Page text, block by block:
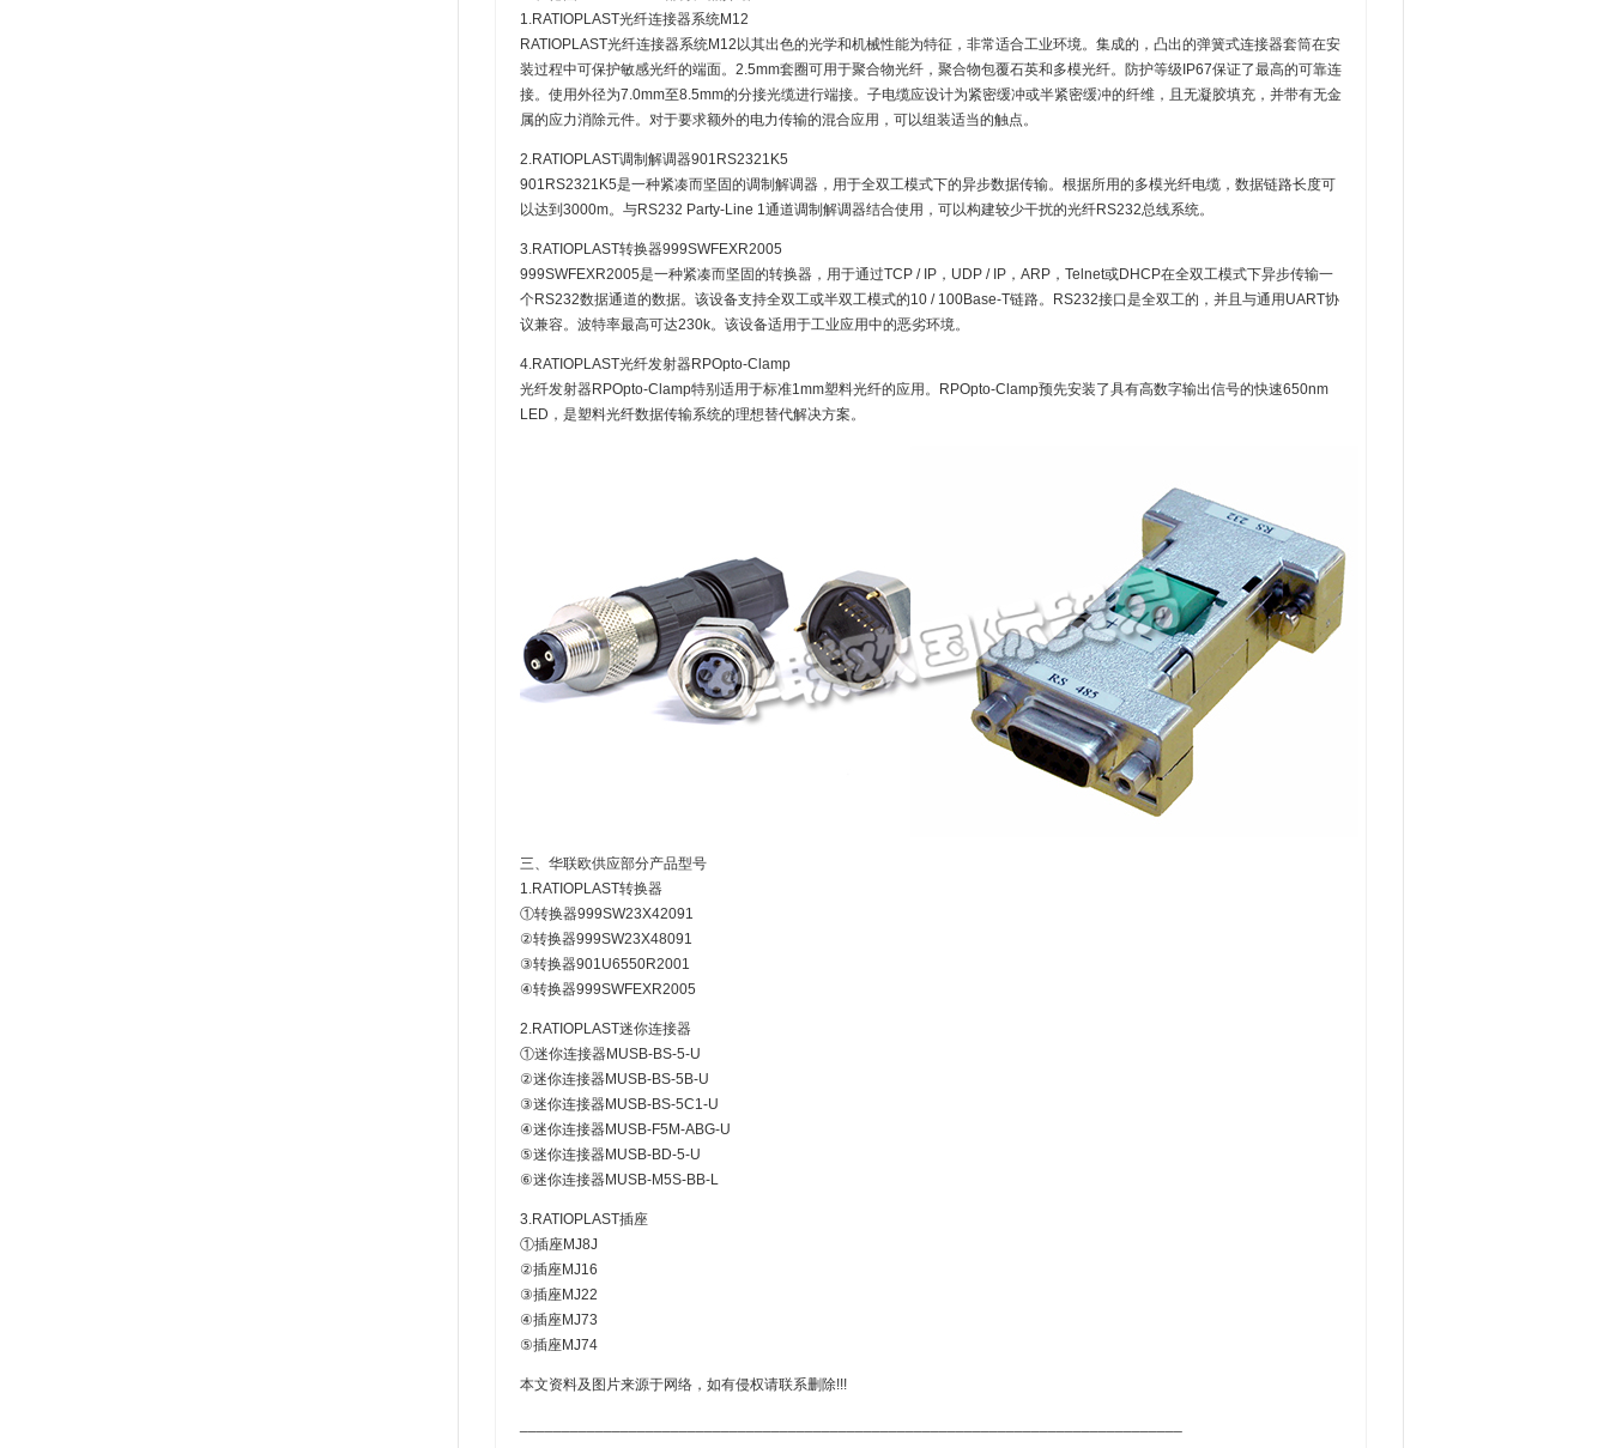
1.RATIOPLAST光纤连接器系统M12
RATIOPLAST光纤连接器系统M12以其出色的光学和机械性能为特征，非常适合工业环境。集成的，凸出的弹簧式连接器套筒在安
装过程中可保护敏感光纤的端面。2.5mm套圈可用于聚合物光纤，聚合物包覆石英和多模光纤。防护等级IP67保证了最高的可靠连
接。使用外径为7.0mm至8.5mm的分接光缆进行端接。子电缆应设计为紧密缓冲或半紧密缓冲的纤维，且无凝胶填充，并带有无金
属的应力消除元件。对于要求额外的电力传输的混合应用，可以组装适当的触点。
2.RATIOPLAST调制解调器901RS2321K5
901RS2321K5是一种紧凑而坚固的调制解调器，用于全双工模式下的异步数据传输。根据所用的多模光纤电缆，数据链路长度可
以达到3000m。与RS232 Party-Line 1通道调制解调器结合使用，可以构建较少干扰的光纤RS232总线系统。
3.RATIOPLAST转换器999SWFEXR2005
999SWFEXR2005是一种紧凑而坚固的转换器，用于通过TCP / IP，UDP / IP，ARP，Telnet或DHCP在全双工模式下异步传输一
个RS232数据通道的数据。该设备支持全双工或半双工模式的10 / 100Base-T链路。RS232接口是全双工的，并且与通用UART协
议兼容。波特率最高可达230k。该设备适用于工业应用中的恶劣环境。
4.RATIOPLAST光纤发射器RPOpto-Clamp
光纤发射器RPOpto-Clamp特别适用于标准1mm塑料光纤的应用。RPOpto-Clamp预先安装了具有高数字输出信号的快速650nm
LED，是塑料光纤数据传输系统的理想替代解决方案。
三、华联欧供应部分产品型号
1.RATIOPLAST转换器
①转换器999SW23X42091
②转换器999SW23X48091
③转换器901U6550R2001
④转换器999SWFEXR2005
2.RATIOPLAST迷你连接器
①迷你连接器MUSB-BS-5-U
②迷你连接器MUSB-BS-5B-U
③迷你连接器MUSB-BS-5C1-U
④迷你连接器MUSB-F5M-ABG-U
⑤迷你连接器MUSB-BD-5-U
⑥迷你连接器MUSB-M5S-BB-L
3.RATIOPLAST插座
①插座MJ8J
②插座MJ16
③插座MJ22
④插座MJ73
⑤插座MJ74
本文资料及图片来源于网络，如有侵权请联系删除!!!